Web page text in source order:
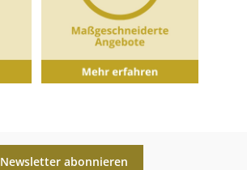
Newsletter abonnieren